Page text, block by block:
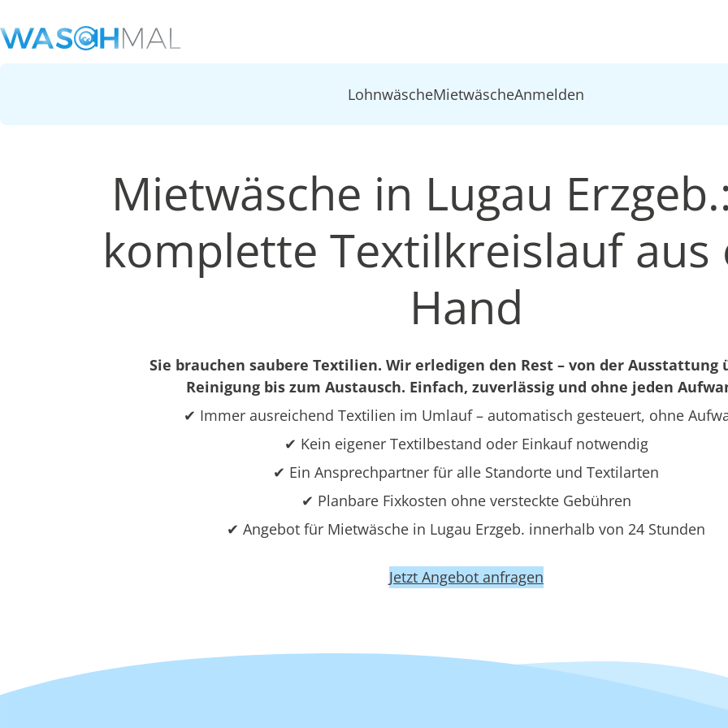
LohnwäscheMietwäscheAnmelden
Mietwäsche in Lugau
komplette Textilkreislauf aus
Hand
Sie brauchen saubere Textilien. Wir erledigen den Rest – von der Ausstattung
Reinigung bis zum Austausch. Einfach, zuverlässig und ohne jeden
✔ Immer ausreichend Textilien im Umlauf – automatisch gesteuert, ohne
✔ Kein eigener Textilbestand oder Einkauf notwendig
✔ Ein Ansprechpartner für alle Standorte und Textilarten
✔ Planbare Fixkosten ohne versteckte Gebühren
✔ Angebot für Mietwäsche in Lugau Erzgeb. innerhalb von 24 Stunden
Jetzt Angebot anfragen